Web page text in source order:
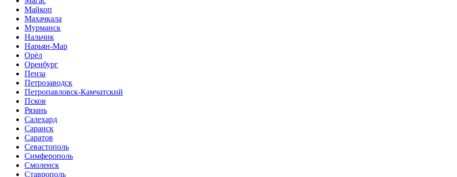
Майкоп
Махачкала
Мурманск
Нальчик
Нарьян-Мар
Орёл
Оренбург
Пенза
Петрозаводск
Петропавловск-Камчатский
Псков
Рязань
Салехард
Саранск
Саратов
Севастополь
Симферополь
Смоленск
Ставрополь